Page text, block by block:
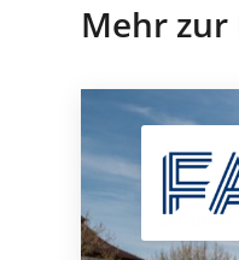
Mehr zur